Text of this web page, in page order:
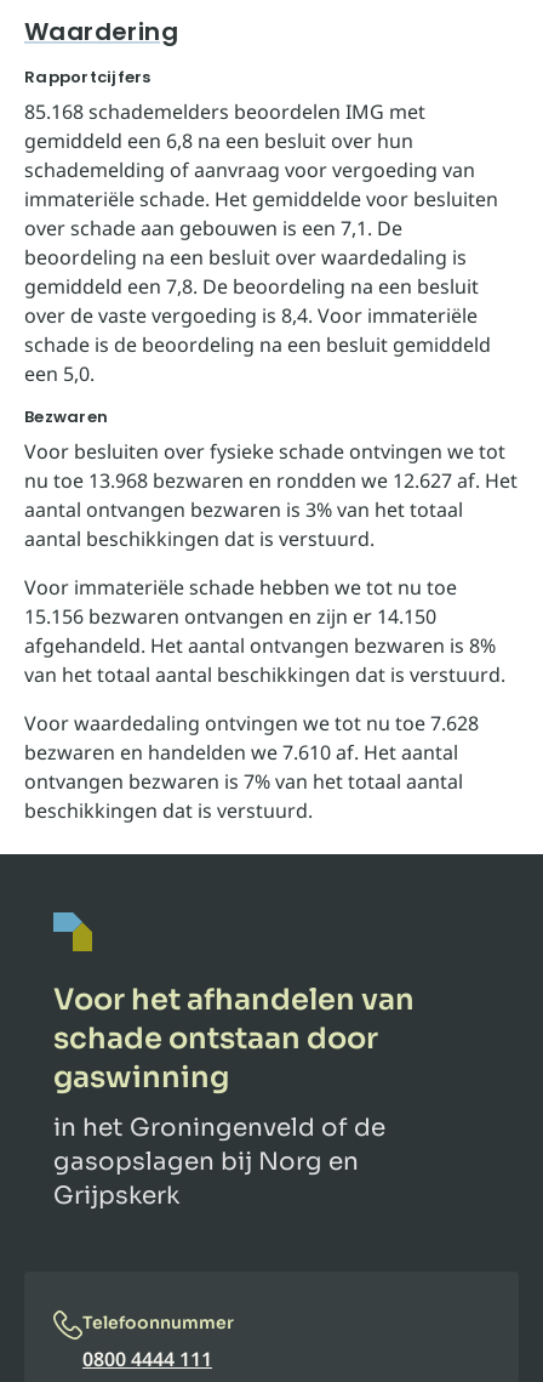
Waardering
Rapportcijfers
85.168 schademelders beoordelen IMG met
gemiddeld een 6,8 na een besluit over hun
schademelding of aanvraag voor vergoeding van
immateriële schade. Het gemiddelde voor besluiten
over schade aan gebouwen is een 7,1. De
beoordeling na een besluit over waardedaling is
gemiddeld een 7,8. De beoordeling na een besluit
over de vaste vergoeding is 8,4. Voor immateriële
schade is de beoordeling na een besluit gemiddeld
een 5,0.
Bezwaren
Voor besluiten over fysieke schade ontvingen we tot
nu toe 13.968 bezwaren en rondden we 12.627 af. Het
aantal ontvangen bezwaren is 3% van het totaal
aantal beschikkingen dat is verstuurd.
Voor immateriële schade hebben we tot nu toe
15.156 bezwaren ontvangen en zijn er 14.150
afgehandeld. Het aantal ontvangen bezwaren is 8%
van het totaal aantal beschikkingen dat is verstuurd.
Voor waardedaling ontvingen we tot nu toe 7.628
bezwaren en handelden we 7.610 af. Het aantal
ontvangen bezwaren is 7% van het totaal aantal
beschikkingen dat is verstuurd.
Voor het afhandelen van
schade ontstaan door
gaswinning
in het Groningenveld of de
gasopslagen bij Norg en
Grijpskerk
Telefoonnummer
0800 4444 111